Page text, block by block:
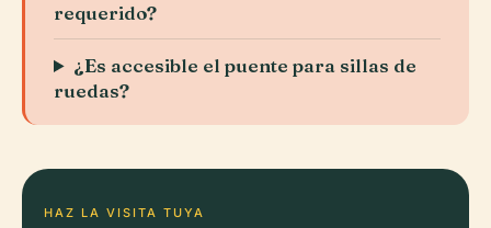
requerido?
¿Es accesible el puente para sillas de
ruedas?
HAZ LA VISITA TUYA